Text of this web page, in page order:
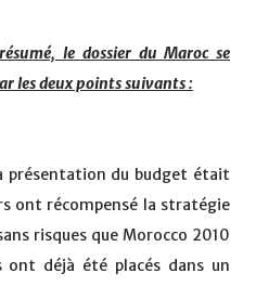
le dossier du Maroc se
les deux points suivants :
présentation du budget était
ont récompensé la stratégie
risques que Morocco 2010
ont déjà été placés dans un